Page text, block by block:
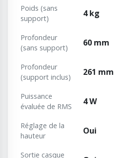
Poids (sans
support)
4 kg
Profondeur
(sans support)
60 mm
Profondeur
(support inclus)
261 mm
Puissance
évaluée de RMS
4 W
Réglage de la
hauteur
Oui
Sortie casque